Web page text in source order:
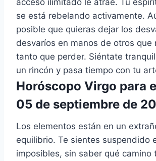
se está rebelando activamente.
posible que quieras dejar los
desvaríos en manos de otros que
tanto que perder. Siéntate
un rincón y pasa tiempo con tu
Horóscopo Virgo para
05 de septiembre de
Los elementos están en un
equilibrio. Te sientes suspendido
imposibles, sin saber qué camino